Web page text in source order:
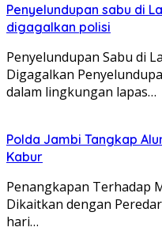
Penyelundupan sabu di
digagalkan polisi
Penyelundupan Sabu di
Digagalkan
dalam lingkungan lapas…
Polda Jambi Tangkap
Kabur
Penangkapan Terhadap
Dikaitkan dengan
hari…